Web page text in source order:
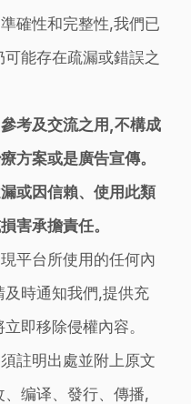
確性和完整性,我們已
能存在疏漏或錯誤之
考及交流之用,不構成
方案或是廣告宣傳。
或因信賴、使用此類
害承擔責任。
平台所使用的任何內
時通知我們,提供充
即移除侵權內容。
註明出處並附上原文
编译、發行、傳播,